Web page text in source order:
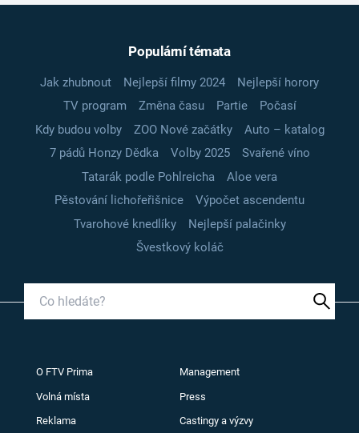
Populární témata
Jak zhubnout Nejlepší filmy 2024
Nejlepší horory
TV program
Změna času Partie
Počasí
Kdy budou volby
ZOO Nové začátky
Auto – katalog
7 pádů Honzy Dědka
Volby 2025
Svařené víno
Tatarák podle Pohlreicha
Aloe vera
Pěstování lichořeřišnice
Výpočet ascendentu
Tvarohové knedlíky
Nejlepší palačinky
Švestkový koláč
O FTV Prima Management
Volná místa Press
Reklama Castingy a výzvy